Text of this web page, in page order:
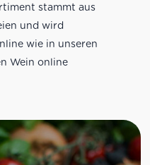
stammt aus
und wird
wie in unseren
Wein online